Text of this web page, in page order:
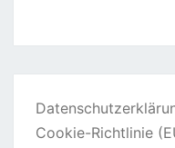
Cookie-Richtlinie